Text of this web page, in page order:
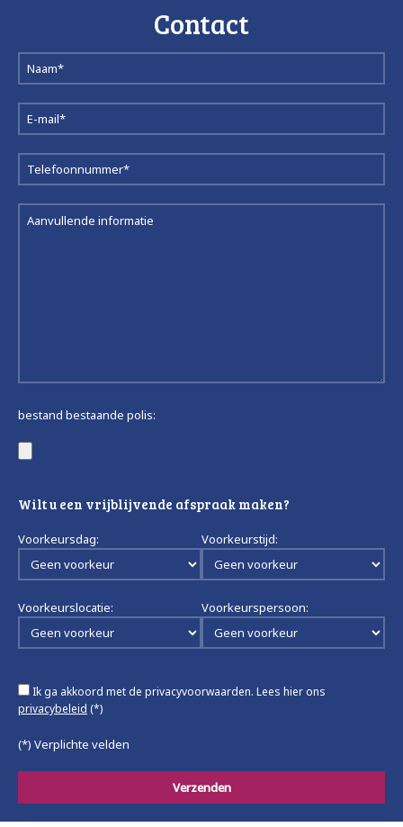
Contact
bestand bestaande polis:
Wilt u een vrijblijvende afspraak maken?
Voorkeursdag: Voorkeurstijd:
Voorkeurslocatie: Voorkeurspersoon:
Ik ga akkoord met de privacyvoorwaarden. Lees hier ons
privacybeleid (*)
(*) Verplichte velden